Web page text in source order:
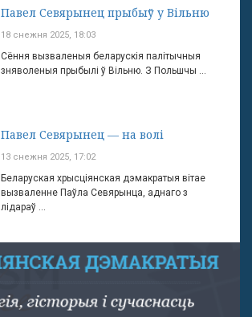
Павел Севярынец прыбыў у Вільню
18 снежня 2025, 18:03
Сёння вызваленыя беларускія палітычныя
зняволеныя прыбылі ў Вільню. З Польшчы ...
Павел Севярынец — на волі
13 снежня 2025, 17:02
Беларуская хрысціянская дэмакратыя вітае
вызваленне Паўла Севярынца, аднаго з
лідараў ...